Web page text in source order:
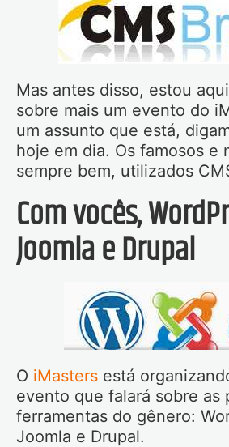
Mas antes disso, estou
sobre mais um evento do
um assunto que está,
hoje em dia. Os famosos e
sempre bem, utilizados
Com vocês,
Joomla e Drupal
O iMasters está
evento que falará sobre as
ferramentas do gênero:
Joomla e Drupal.